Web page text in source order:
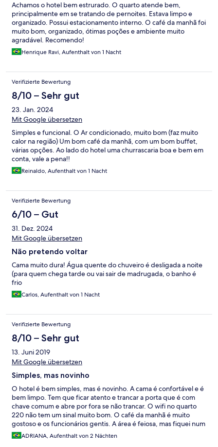
Achamos o hotel bem estrurado. O quarto atende bem,
principalmente em se tratando de pernoites. Estava limpo e
organizado. Possui estacionamento interno. O café da manhã foi
muito bom, organizado, ótimas poções e ambiente muito
agradável. Recomendo!
Henrique Ravi, Aufenthalt von 1 Nacht
Verifizierte Bewertung
8/10 – Sehr gut
23. Jan. 2024
Mit Google übersetzen
Simples e funcional. O Ar condicionado, muito bom (faz muito
calor na região) Um bom café da manhã, com um bom buffet,
várias opções. Ao lado do hotel uma churrascaria boa e bem em
conta, vale a pena!!
Reinaldo, Aufenthalt von 1 Nacht
Verifizierte Bewertung
6/10 – Gut
31. Dez. 2024
Mit Google übersetzen
Não pretendo voltar
Cama muito dura! Água quente do chuveiro é desligada a noite
(para quem chega tarde ou vai sair de madrugada, o banho é
frio
Carlos, Aufenthalt von 1 Nacht
Verifizierte Bewertung
8/10 – Sehr gut
13. Juni 2019
Mit Google übersetzen
Simples, mas novinho
O hotel é bem simples, mas é novinho. A cama é confortável e é
bem limpo. Tem que ficar atento e trancar a porta que é com
chave comum e abre por fora se não trancar. O wifi no quarto
220 não tem um sinal muito bom. O café da manhã é muito
gostoso e os funcionários gentis. A área é feiosa, mas fiquei num
quarto de fundos bem silencioso.
ADRIANA, Aufenthalt von 2 Nächten